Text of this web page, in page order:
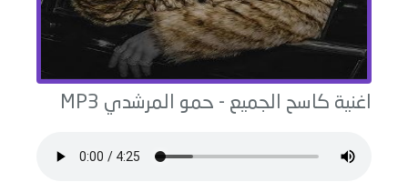
اغنية كاسح الجميع - حمو المرشدي